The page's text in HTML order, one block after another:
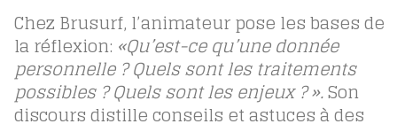
Chez Brusurf, l’animateur pose les bases de
la réflexion: «Qu’est-ce qu’une donnée
personnelle ? Quels sont les traitements
possibles ? Quels sont les enjeux ?».Son
discours distille conseils et astuces à des